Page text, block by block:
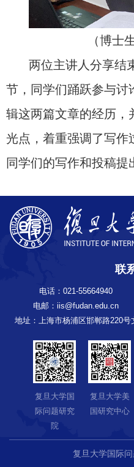
（博士
两位主讲人分享结
节，同学们踊跃参与讨
辑这两篇文章的经历，
光点，着重强调了写作
同学们的写作和投稿提
联
电话：021-55664940
电邮：iis@fudan.edu.cn
地址：上海市杨浦区邯郸路220号
复旦大学国
际问题研究
院
复旦大学美
国研究中心
复旦大学国际